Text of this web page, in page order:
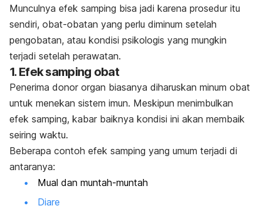
Munculnya efek samping bisa jadi karena prosedur itu
sendiri, obat-obatan yang perlu diminum setelah
pengobatan, atau kondisi psikologis yang mungkin
terjadi setelah perawatan.
1. Efek samping obat
Penerima donor organ biasanya diharuskan minum obat
untuk menekan sistem imun. Meskipun menimbulkan
efek samping, kabar baiknya kondisi ini akan membaik
seiring waktu.
Beberapa contoh efek samping yang umum terjadi di
antaranya:
Mual dan muntah-muntah
Diare